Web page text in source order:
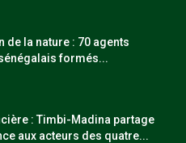
de la nature : 70 agents
formés...
: Timbi-Madina partage
aux acteurs des quatre...